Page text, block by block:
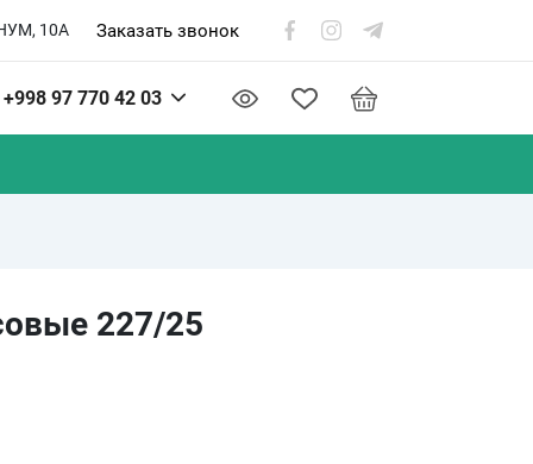
10А Заказать звонок
+998 97 770 42 03
227/25